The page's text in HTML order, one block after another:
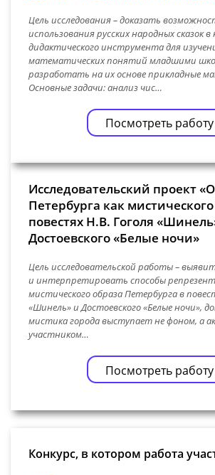
Цель исследования – доказать
использования русских народных сказок в
дидактического инструмента для
математических понятий младшими
разработать на их основе прикладные
Основные задачи: анализ чис…
Посмотреть работу
Исследовательский проект
Петербурга как
повестях Н.В. Гоголя
Достоевского «Белые ночи»
Цель исследовательской работы –
и интерпретировать способы
мистического образа Петербурга в
«Шинель» и Достоевского «Белые ночи»,
мистика города выступает не фоном, а
участником…
Посмотреть работу
Конкурс, в котором работа